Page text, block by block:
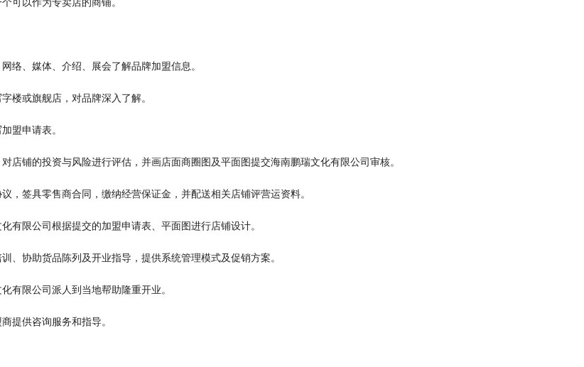
可以作为专卖店的商铺。
络、媒体、介绍、展会了解品牌加盟信息。
楼或旗舰店，对品牌深入了解。
盟申请表。
店铺的投资与风险进行评估，并画店面商圈图及平面图提交海南鹏瑞文化有限公司审核。
，签具零售商合同，缴纳经营保证金，并配送相关店铺评营运资料。
有限公司根据提交的加盟申请表、平面图进行店铺设计。
、协助货品陈列及开业指导，提供系统管理模式及促销方案。
有限公司派人到当地帮助隆重开业。
提供咨询服务和指导。